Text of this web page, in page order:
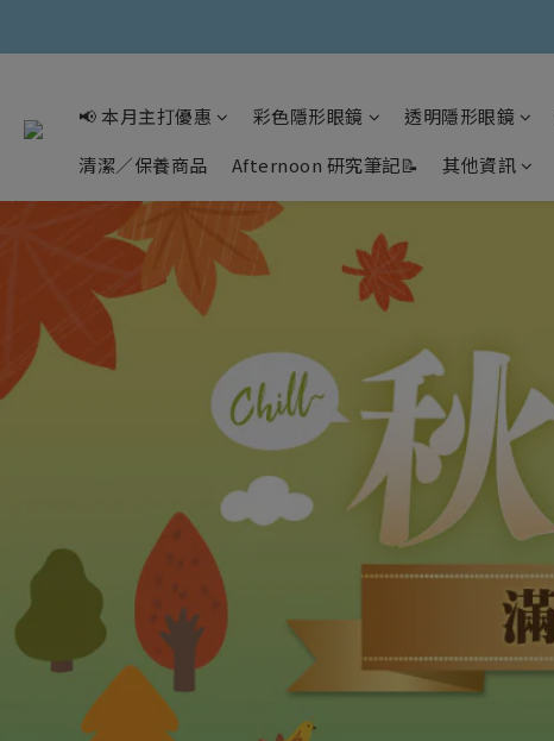
📢 本月主打優惠 彩色隱形眼鏡 透明隱形眼鏡
清潔／保養商品
Afternoon 研究筆記📝 其他資訊